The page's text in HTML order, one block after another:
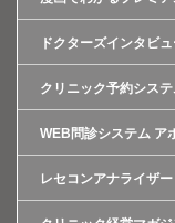
ドクターズインタビ
クリニック予約シス
WEB問診システム ア
レセコンアナライザー